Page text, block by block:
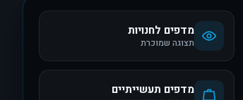
מדפים לחנויות
תצוגה שמוכרת
מדפים תעשייתיים